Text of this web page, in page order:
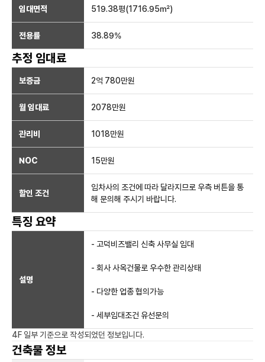
임대면적 519.38평(1716.95㎡)
전용률 38.89%
추정 임대료
보증금 2억 780만원
월 임대료 2078만원
관리비 1018만원
NOC 15만원
할인 조건
임차사의 조건에 따라 달라지므로 우측 버튼을 통
해 문의해 주시기 바랍니다.
특징 요약
설명
- 고덕비즈밸리 신축 사무실 임대
- 회사 사옥건물로 우수한 관리상태
- 다양한 업종 협의가능
- 세부임대조건 유선문의
4F 일부 기준으로 작성되었던 정보입니다.
건축물 정보